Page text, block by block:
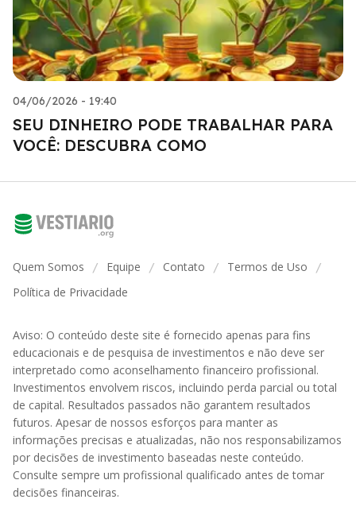
04/06/2026 - 19:40
SEU DINHEIRO PODE TRABALHAR PARA
VOCÊ: DESCUBRA COMO
Quem Somos / Equipe / Contato / Termos de Uso /
Política de Privacidade
Aviso: O conteúdo deste site é fornecido apenas para fins
educacionais e de pesquisa de investimentos e não deve ser
interpretado como aconselhamento financeiro profissional.
Investimentos envolvem riscos, incluindo perda parcial ou total
de capital. Resultados passados não garantem resultados
futuros. Apesar de nossos esforços para manter as
informações precisas e atualizadas, não nos responsabilizamos
por decisões de investimento baseadas neste conteúdo.
Consulte sempre um profissional qualificado antes de tomar
decisões financeiras.